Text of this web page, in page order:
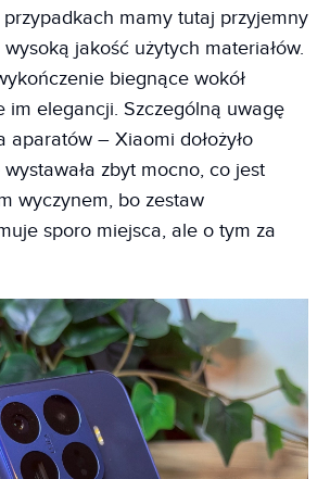
mamy tutaj przyjemny
jakość użytych materiałów.
biegnące wokół
im elegancji. Szczególną uwagę
aparatów – Xiaomi dołożyło
zbyt mocno, co jest
wyczynem, bo zestaw
sporo miejsca, ale o tym za